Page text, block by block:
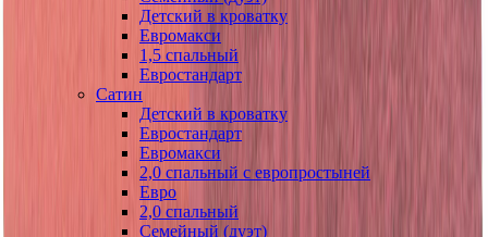
Детский в кроватку
Евромакси
1,5 спальный
Евростандарт
Сатин
Детский в кроватку
Евростандарт
Евромакси
2,0 спальный с европростыней
Евро
2,0 спальный
Семейный (дуэт)